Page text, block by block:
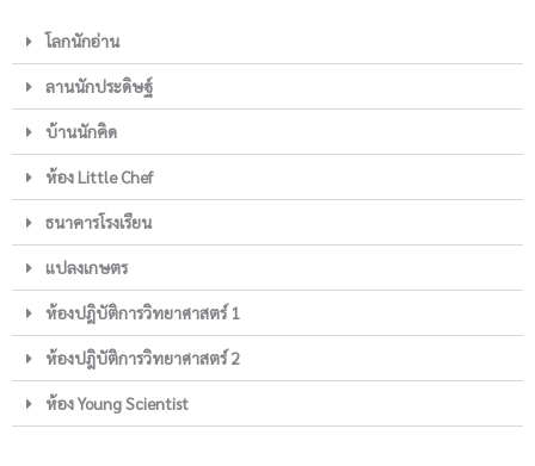
โลกนักอ่าน
ลานนักประดิษฐ์
บ้านนักคิด
ห้อง Little Chef
ธนาคารโรงเรียน
แปลงเกษตร
ห้องปฎิบัติการวิทยาศาสตร์ 1
ห้องปฎิบัติการวิทยาศาสตร์ 2
ห้อง Young Scientist